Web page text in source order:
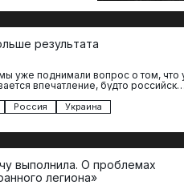
результата
уже поднимали вопрос о том, что
впечатление, будто российские
Россия Украина
выполнила. О проблемах
легиона»